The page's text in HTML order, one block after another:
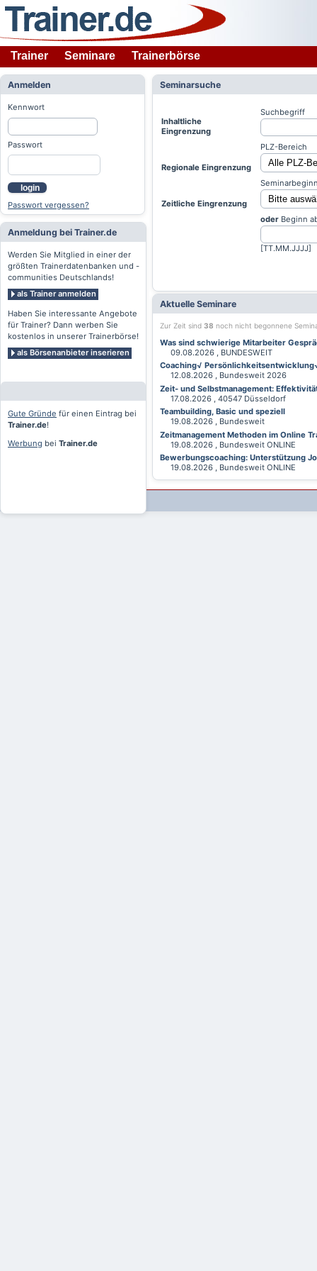
Trainer Seminare Trainerbörse
Anmelden
Kennwort
Passwort
login
Passwort vergessen?
Anmeldung bei Trainer.de
Werden Sie Mitglied in einer der
größten Trainerdatenbanken und -
communities Deutschlands!
als Trainer anmelden
Haben Sie interessante Angebote
für Trainer? Dann werben Sie
kostenlos in unserer Trainerbörse!
als Börsenanbieter inserieren
Gute Gründe für einen Eintrag bei
Trainer.de!
Werbung bei Trainer.de
Seminarsuche
Inhaltliche
Eingrenzung
Suchbegriff
Regionale Eingrenzung
PLZ-Bereich
Zeitliche Eingrenzung
oder Beginn
[TT.MM.JJJJ]
Aktuelle Seminare
Zur Zeit sind 38 noch nicht begonnene
Was sind schwierige Mitarbeiter
09.08.2026 , BUNDESWEIT
Coaching√
12.08.2026 , Bundesweit 2026
Zeit- und Selbstmanagement:
17.08.2026 , 40547 Düsseldorf
Teambuilding, Basic und speziell
19.08.2026 , Bundesweit
Zeitmanagement Methoden im Online
19.08.2026 , Bundesweit ONLINE
Bewerbungscoaching: Unterstützung
19.08.2026 , Bundesweit ONLINE